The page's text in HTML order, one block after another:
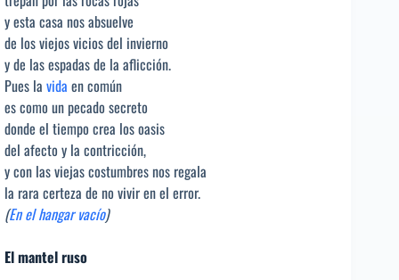
y esta casa nos absuelve
de los viejos vicios del invierno
y de las espadas de la aflicción.
Pues la vida en común
es como un pecado secreto
donde el tiempo crea los oasis
del afecto y la contricción,
y con las viejas costumbres nos regala
la rara certeza de no vivir en el error.
(En el hangar vacío)
El mantel ruso